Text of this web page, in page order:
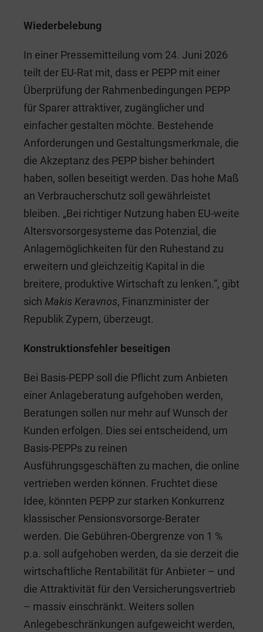
Wiederbelebung
In einer Pressemitteilung vom 24. Juni 2026
teilt der EU-Rat mit, dass er PEPP mit einer
Überprüfung der Rahmenbedingungen PEPP
für Sparer attraktiver, zugänglicher und
einfacher gestalten möchte. Bestehende
Anforderungen und Gestaltungsmerkmale, die
die Akzeptanz des PEPP bisher behindert
haben, sollen beseitigt werden. Das hohe Maß
an Verbraucherschutz soll gewährleistet
bleiben. „Bei richtiger Nutzung haben EU-weite
Altersvorsorgesysteme das Potenzial, die
Anlagemöglichkeiten für den Ruhestand zu
erweitern und gleichzeitig Kapital in die
breitere, produktive Wirtschaft zu lenken.“, gibt
sich Makis Keravnos, Finanzminister der
Republik Zypern, überzeugt.
Konstruktionsfehler beseitigen
Bei Basis-PEPP soll die Pflicht zum Anbieten
einer Anlageberatung aufgehoben werden,
Beratungen sollen nur mehr auf Wunsch der
Kunden erfolgen. Dies sei entscheidend, um
Basis-PEPPs zu reinen
Ausführungsgeschäften zu machen, die online
vertrieben werden können. Fruchtet diese
Idee, könnten PEPP zur starken Konkurrenz
klassischer Pensionsvorsorge-Berater
werden. Die Gebühren-Obergrenze von 1 %
p.a. soll aufgehoben werden, da sie derzeit die
wirtschaftliche Rentabilität für Anbieter – und
die Attraktivität für den Versicherungsvertrieb
– massiv einschränkt. Weiters sollen
Anlegebeschränkungen aufgeweicht werden,